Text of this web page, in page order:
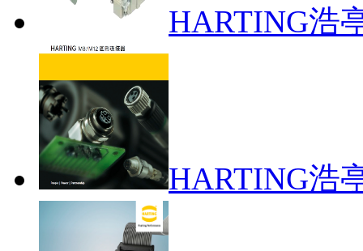
HARTING浩
HARTING浩